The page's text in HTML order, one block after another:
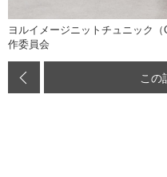
ヨルイメージニットチュニック
作委員会
この